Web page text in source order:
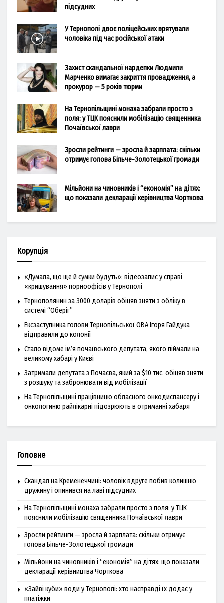
підсудних
У Тернополі двоє поліцейських врятували
чоловіка під час російської атаки
Захист скандальної нардепки Людмили
Марченко вимагає закриття провадження, а
прокурор — 5 років тюрми
На Тернопільщині монаха забрали просто з
поля: у ТЦК пояснили мобілізацію священника
Почаївської лаври
Зросли рейтинги — зросла й зарплата: скільки
отримує голова Більче-Золотецької громади
Мільйони на чиновників і “економія” на дітях:
що показали декларації керівництва Чорткова
Корупція
«Думала, що ще й сумки будуть»: відеозапис у справі
«кришування» порноофісів у Тернополі
Тернополянин за 3000 доларів обіцяв зняти з обліку в
системі “Оберіг”
Ексзаступника голови Тернопільської ОВА Ігоря Гайдука
відправили до колонії
Стало відоме ім’я почаївського депутата, якого піймали на
великому хабарі у Києві
Затримали депутата з Почаєва, який за $10 тис. обіцяв зняти
з розшуку та забронювати від мобілізації
На Тернопільщині працівницю обласного онкодиспансеру і
онкологиню райлікарні підозрюють в отриманні хабаря
Головне
Скандал на Кременеччині: чоловік вдруге побив колишню
дружину і опинився на лаві підсудних
На Тернопільщині монаха забрали просто з поля: у ТЦК
пояснили мобілізацію священника Почаївської лаври
Зросли рейтинги — зросла й зарплата: скільки отримує
голова Більче-Золотецької громади
Мільйони на чиновників і “економія” на дітях: що показали
декларації керівництва Чорткова
«Зайві куби» води у Тернополі: хто насправді їх додає у
платіжки